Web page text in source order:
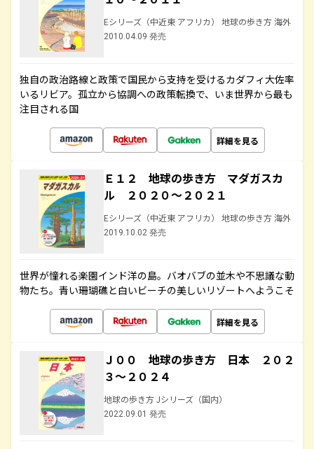
Eシリーズ（中近東 アフリカ） 地球の歩き方 海外
2010.04.09 発売
独自の政治路線と政策で国民から支持を受けるカダフィ大佐率
いるリビア。孤立から協調への政策転換で、いま世界から最も
注目される国
詳細を見る
Ｅ１２ 地球の歩き方 マダガスカ
ル ２０２０～２０２１
Eシリーズ（中近東 アフリカ） 地球の歩き方 海外
2019.10.02 発売
世界が憧れる楽園インド洋の島。バオバブの並木や不思議な動
物たち。青い珊瑚礁と白いビーチの美しいリゾートへようこそ
詳細を見る
Ｊ００ 地球の歩き方 日本 ２０２
３～２０２４
地球の歩き方 Jシリーズ（国内）
2022.09.01 発売